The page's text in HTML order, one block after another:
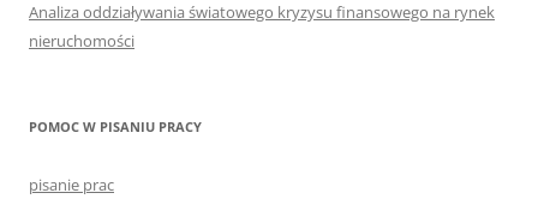
Analiza oddziaływania światowego kryzysu finansowego na rynek
nieruchomości
POMOC W PISANIU PRACY
pisanie prac